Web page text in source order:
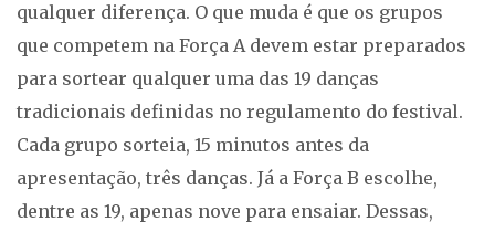
qualquer diferença. O que muda é que os grupos
que competem na Força A devem estar preparados
para sortear qualquer uma das 19 danças
tradicionais definidas no regulamento do festival.
Cada grupo sorteia, 15 minutos antes da
apresentação, três danças. Já a Força B escolhe,
dentre as 19, apenas nove para ensaiar. Dessas,